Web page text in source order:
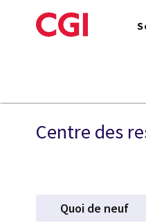
to
Centre des
Quoi de neuf